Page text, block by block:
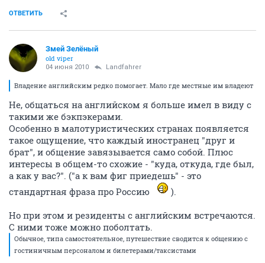
ОТВЕТИТЬ
Змей Зелёный
old viper
04 июня 2010 Landfahrer
Владение английским редко помогает. Мало где местные им владеют
Не, общаться на английском я больше имел в виду с
такими же бэкпэкерами.
Особенно в малотуристических странах появляется
такое ощущение, что каждый иностранец "друг и
брат", и общение завязывается само собой. Плюс
интересы в общем-то схожие - "куда, откуда, где был,
а как у вас?". ("а к вам фиг приедешь" - это
стандартная фраза про Россию
).
Но при этом и резиденты с английским встречаются.
С ними тоже можно поболтать.
Обычное, типа самостоятельное, путешествие сводится к общению с
гостиничным персоналом и билетерами/таксистами